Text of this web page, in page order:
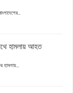
হামলায় আহত
হামলায়...